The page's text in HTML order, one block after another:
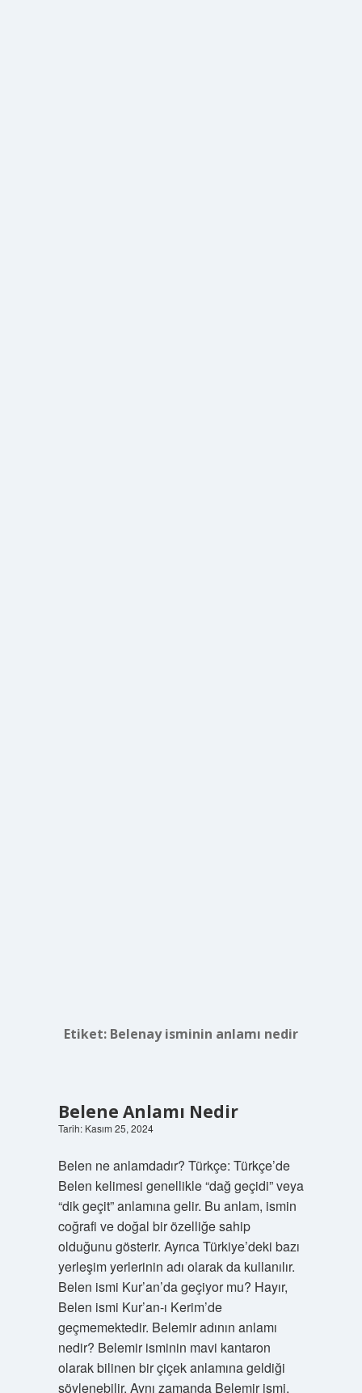
Etiket: Belenay isminin anlamı nedir
Belene Anlamı Nedir
Tarih: Kasım 25, 2024
Belen ne anlamdadır? Türkçe: Türkçe’de
Belen kelimesi genellikle “dağ geçidi” veya
“dik geçit” anlamına gelir. Bu anlam, ismin
coğrafi ve doğal bir özelliğe sahip
olduğunu gösterir. Ayrıca Türkiye’deki bazı
yerleşim yerlerinin adı olarak da kullanılır.
Belen ismi Kur’an’da geçiyor mu? Hayır,
Belen ismi Kur’an-ı Kerim’de
geçmemektedir. Belemir adının anlamı
nedir? Belemir isminin mavi kantaron
olarak bilinen bir çiçek anlamına geldiği
söylenebilir. Aynı zamanda Belemir ismi,